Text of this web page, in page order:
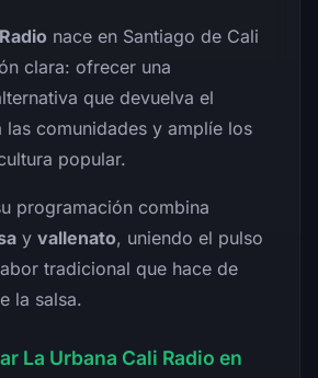
nace en Santiago de Cali
clara: ofrecer una
que devuelva el
las comunidades y amplíe los
popular.
programación combina
y vallenato, uniendo el pulso
tradicional que hace de
la salsa.
La Urbana Cali Radio en